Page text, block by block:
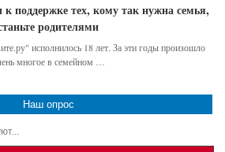
поддержке тех, кому так нужна семья,
родителями
исполнилось 18 лет. За эти годы произошло
многое в семейном …
Наш опрос